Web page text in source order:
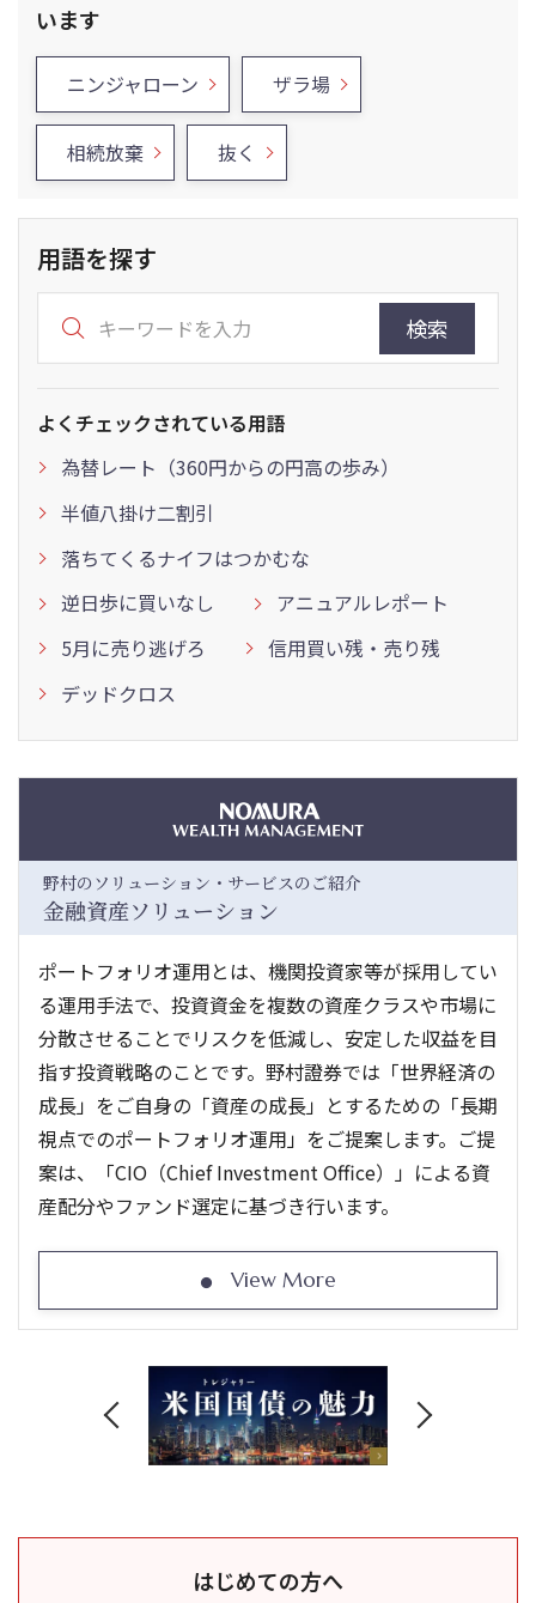
います
ニンジャローン ザラ場
相続放棄 抜く
用語を探す
検索
よくチェックされている用語
為替レート（360円からの円高の歩み）
半値八掛け二割引
落ちてくるナイフはつかむな
逆日歩に買いなし
アニュアルレポート
5月に売り逃げろ
信用買い残・売り残
デッドクロス
野村のソリューション・サービスのご紹介
金融資産ソリューション
ポートフォリオ運用とは、機関投資家等が採用してい
る運用手法で、投資資金を複数の資産クラスや市場に
分散させることでリスクを低減し、安定した収益を目
指す投資戦略のことです。野村證券では「世界経済の
成長」をご自身の「資産の成長」とするための「長期
視点でのポートフォリオ運用」をご提案します。ご提
案は、「CIO（Chief Investment Office）」による資
産配分やファンド選定に基づき行います。
View More
はじめての方へ